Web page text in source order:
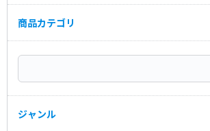
商品カテゴリ
ジャンル